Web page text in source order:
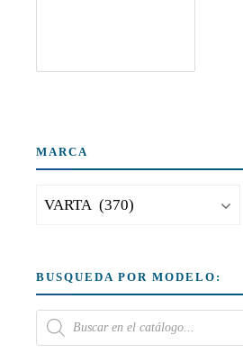
MARCA
BUSQUEDA POR MODELO: